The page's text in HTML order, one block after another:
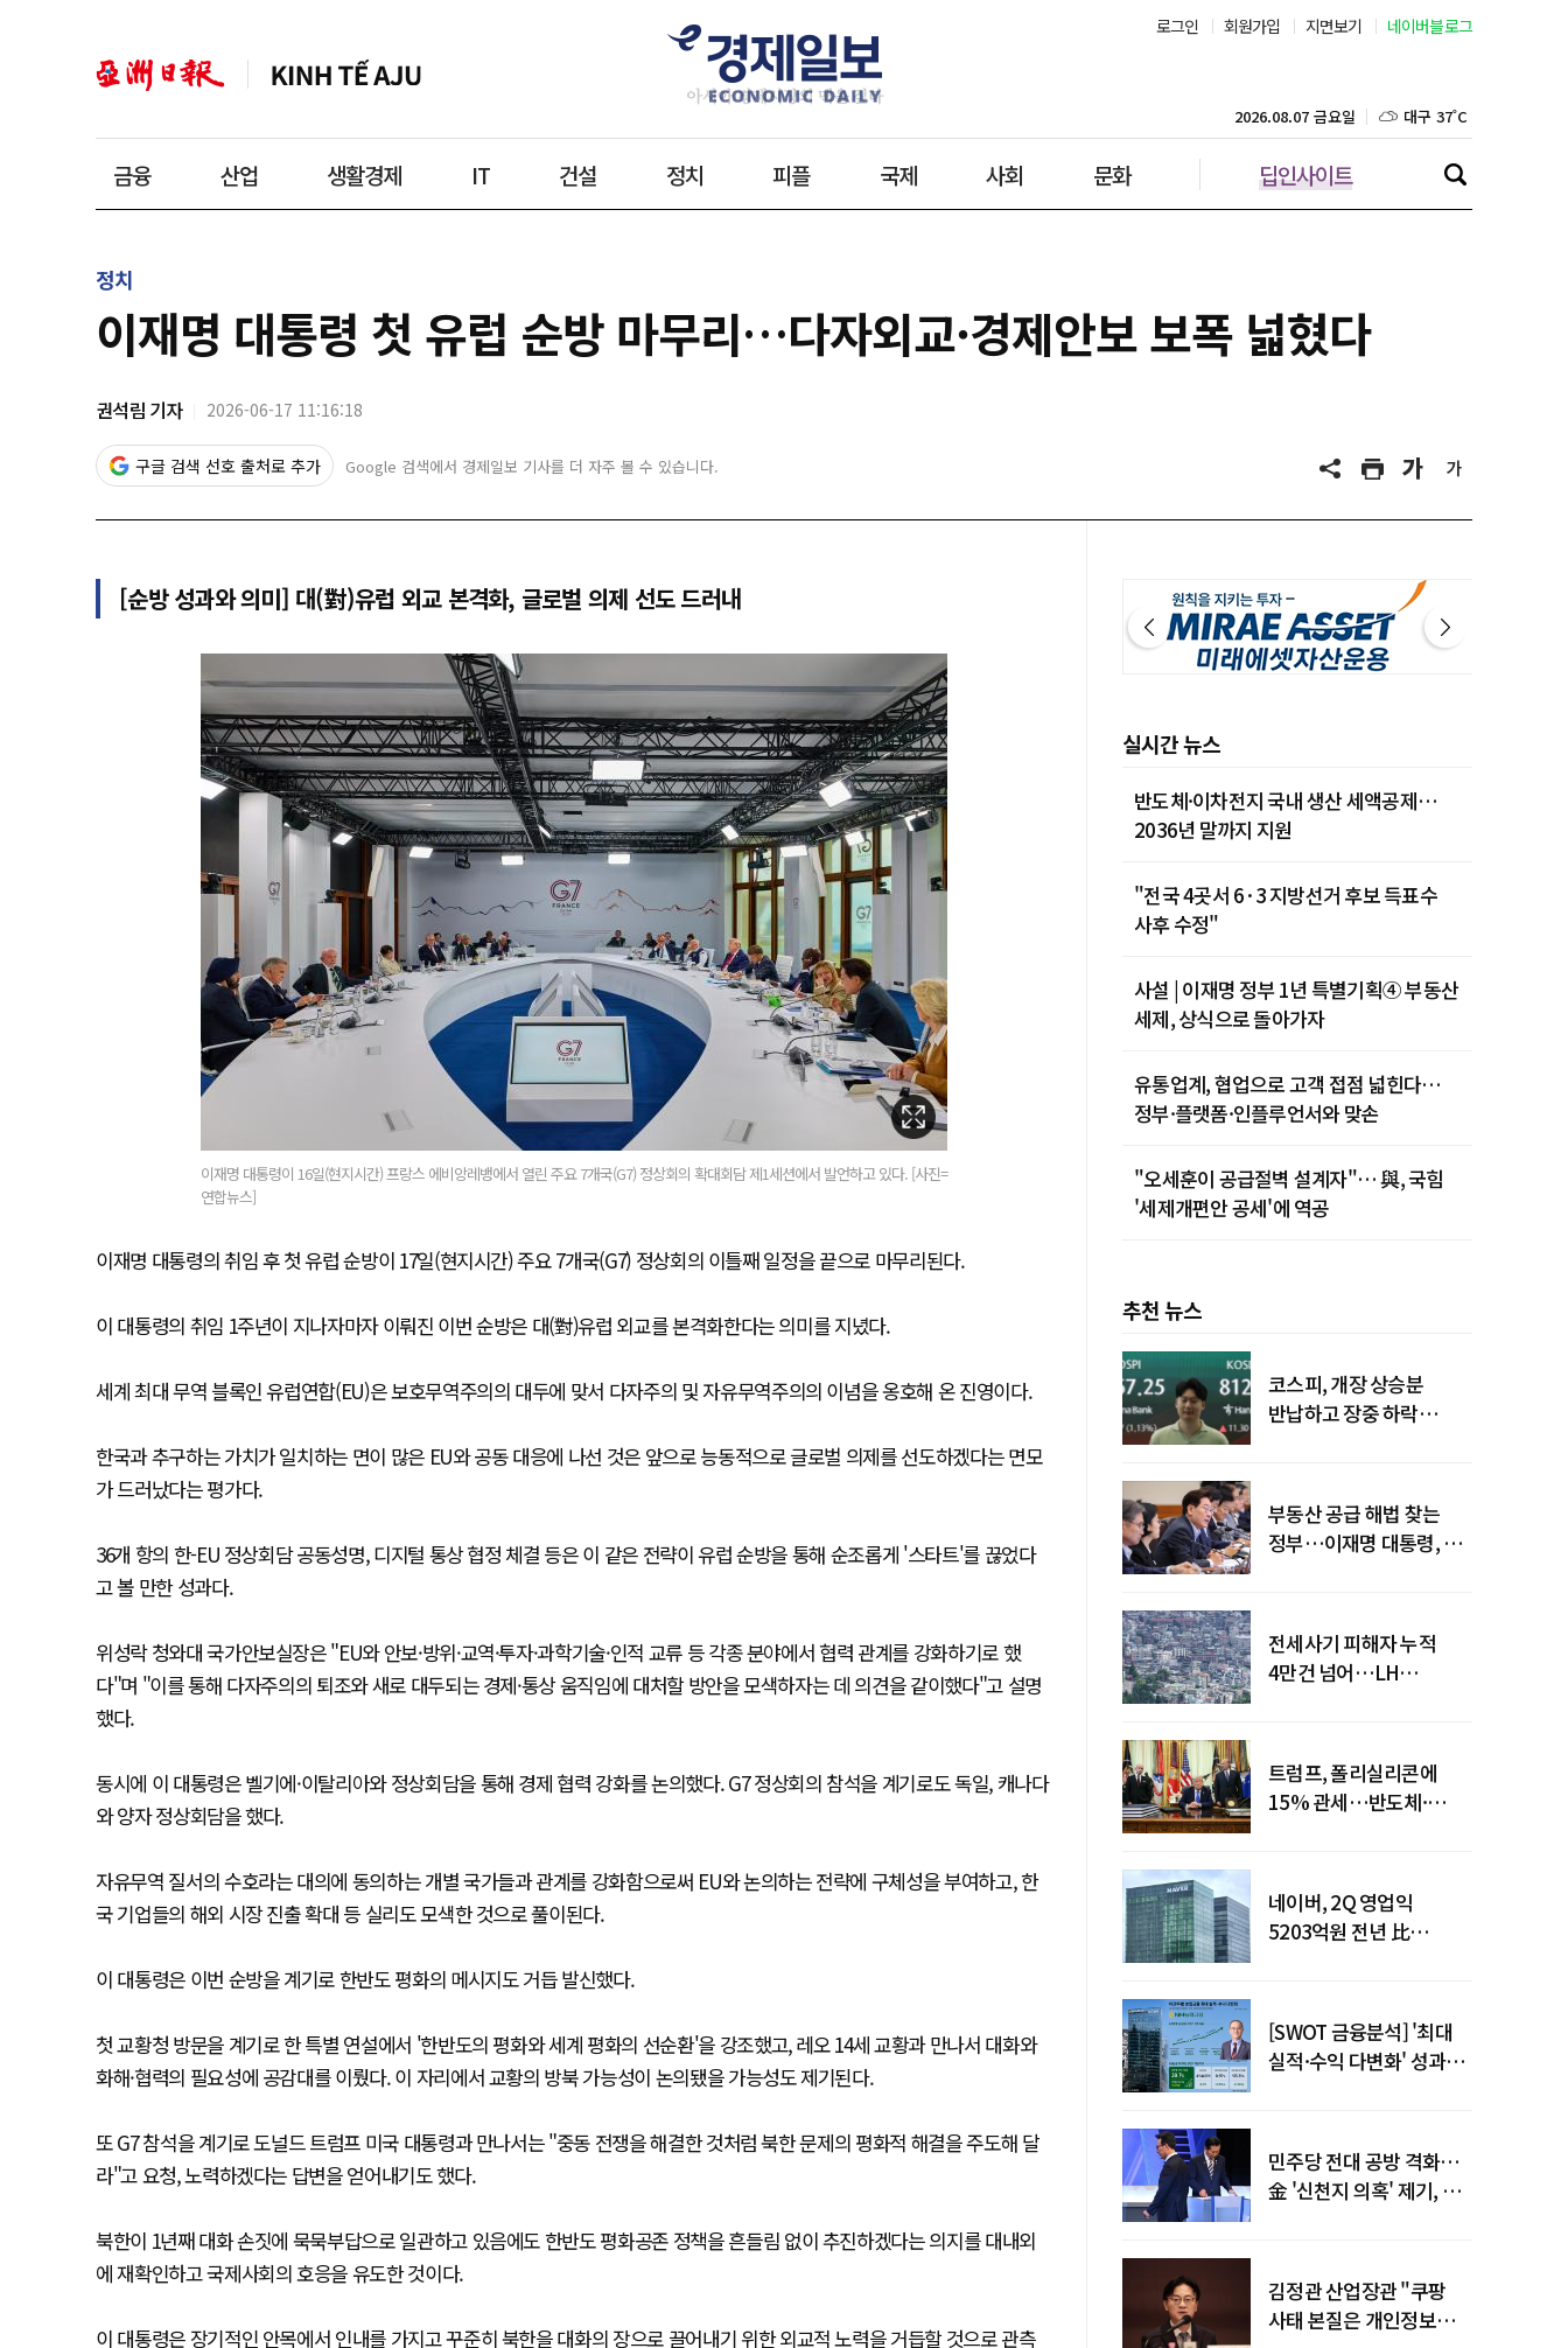
로그인 회원가입 지면보기 네이버블로그
금융 산업 생활경제 IT 건설 정치 피플 국제 사회 문화 딥인사이트
2026.08.07 금요일 대구 37˚C
인천 31˚C
제주 31˚C
정치
이재명 대통령 첫 유럽 순방 마무리…다자외교·경제안보 보폭 넓혔다
권석림 기자 2026-06-17 11:16:18
구글 검색 선호 출처로 추가 Google 검색에서 경제일보 기사를 더 자주 볼 수 있습니다.
[순방 성과와 의미] 대(對)유럽 외교 본격화, 글로벌 의제 선도 드러내
이재명 대통령이 16일(현지시간) 프랑스 에비앙레뱅에서 열린 주요 7개국(G7) 정상회의 확대회담 제1세션에서 발언하고 있다. [사진=
연합뉴스]
이재명 대통령의 취임 후 첫 유럽 순방이 17일(현지시간) 주요 7개국(G7) 정상회의 이틀째 일정을 끝으로 마무리된다.
이 대통령의 취임 1주년이 지나자마자 이뤄진 이번 순방은 대(對)유럽 외교를 본격화한다는 의미를 지녔다.
세계 최대 무역 블록인 유럽연합(EU)은 보호무역주의의 대두에 맞서 다자주의 및 자유무역주의의 이념을 옹호해 온 진영이다.
한국과 추구하는 가치가 일치하는 면이 많은 EU와 공동 대응에 나선 것은 앞으로 능동적으로 글로벌 의제를 선도하겠다는 면모
가 드러났다는 평가다.
36개 항의 한-EU 정상회담 공동성명, 디지털 통상 협정 체결 등은 이 같은 전략이 유럽 순방을 통해 순조롭게 '스타트'를 끊었다
고 볼 만한 성과다.
위성락 청와대 국가안보실장은 "EU와 안보·방위·교역·투자·과학기술·인적 교류 등 각종 분야에서 협력 관계를 강화하기로 했
다"며 "이를 통해 다자주의의 퇴조와 새로 대두되는 경제·통상 움직임에 대처할 방안을 모색하자는 데 의견을 같이했다"고 설명
했다.
동시에 이 대통령은 벨기에·이탈리아와 정상회담을 통해 경제 협력 강화를 논의했다. G7 정상회의 참석을 계기로도 독일, 캐나다
와 양자 정상회담을 했다.
자유무역 질서의 수호라는 대의에 동의하는 개별 국가들과 관계를 강화함으로써 EU와 논의하는 전략에 구체성을 부여하고, 한
국 기업들의 해외 시장 진출 확대 등 실리도 모색한 것으로 풀이된다.
이 대통령은 이번 순방을 계기로 한반도 평화의 메시지도 거듭 발신했다.
첫 교황청 방문을 계기로 한 특별 연설에서 '한반도의 평화와 세계 평화의 선순환'을 강조했고, 레오 14세 교황과 만나서 대화와
화해·협력의 필요성에 공감대를 이뤘다. 이 자리에서 교황의 방북 가능성이 논의됐을 가능성도 제기된다.
또 G7 참석을 계기로 도널드 트럼프 미국 대통령과 만나서는 "중동 전쟁을 해결한 것처럼 북한 문제의 평화적 해결을 주도해 달
라"고 요청, 노력하겠다는 답변을 얻어내기도 했다.
북한이 1년째 대화 손짓에 묵묵부답으로 일관하고 있음에도 한반도 평화공존 정책을 흔들림 없이 추진하겠다는 의지를 대내외
에 재확인하고 국제사회의 호응을 유도한 것이다.
이 대통령은 장기적인 안목에서 인내를 가지고 꾸준히 북한을 대화의 장으로 끌어내기 위한 외교적 노력을 거듭할 것으로 관측
실시간 뉴스
반도체·이차전지 국내 생산 세액공제…
2036년 말까지 지원
"전국 4곳서 6·3 지방선거 후보 득표수
사후 수정"
사설 | 이재명 정부 1년 특별기획④ 부동산
세제, 상식으로 돌아가자
유통업계, 협업으로 고객 접점 넓힌다…
정부·플랫폼·인플루언서와 맞손
"오세훈이 공급절벽 설계자"… 與, 국힘
'세제개편안 공세'에 역공
추천 뉴스
코스피, 개장 상승분
반납하고 장중 하락
부동산 공급 해법 찾는
정부…이재명 대통령, 2차
전세사기 피해자 누적
4만건 넘어…LH
트럼프, 폴리실리콘에
15% 관세…반도체·
네이버, 2Q 영업익
5203억원 전년 比
[SWOT 금융분석] '최대
실적·수익 다변화' 성과…
민주당 전대 공방 격화…
金 '신천지 의혹' 제기, 鄭
김정관 산업장관 "쿠팡
사태 본질은 개인정보